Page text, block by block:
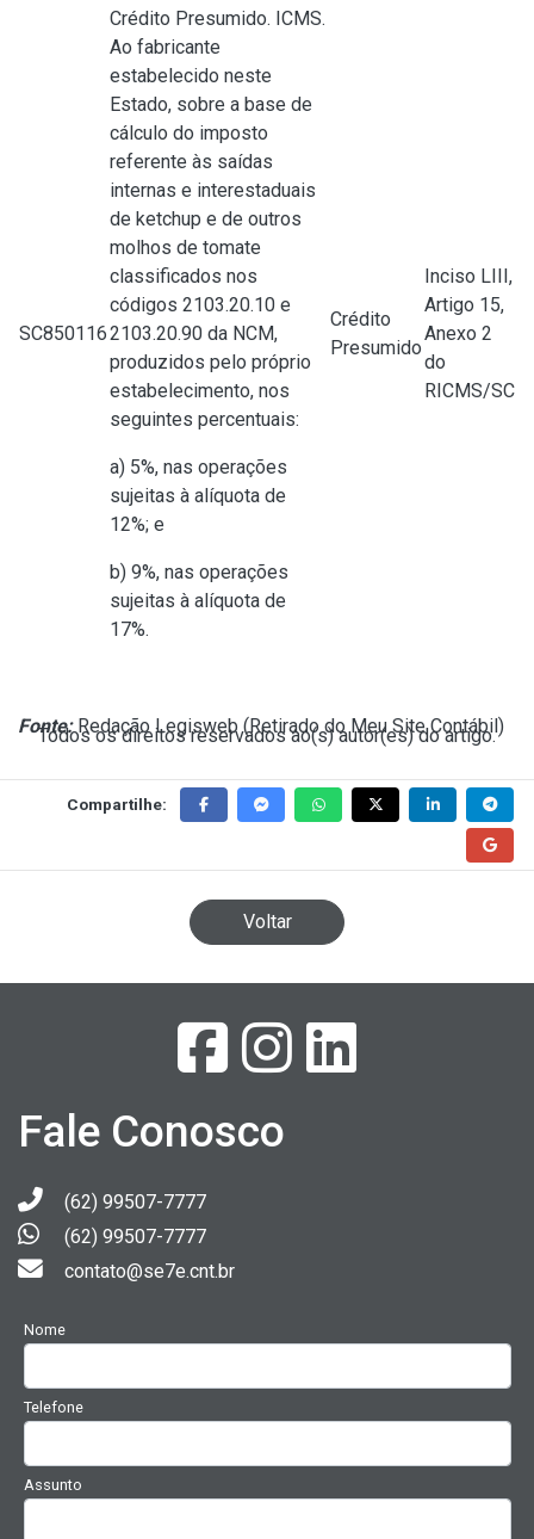
SC850116
Crédito Presumido. ICMS.
Ao fabricante
estabelecido neste
Estado, sobre a base de
cálculo do imposto
referente às saídas
internas e interestaduais
de ketchup e de outros
molhos de tomate
classificados nos
códigos 2103.20.10 e
2103.20.90 da NCM,
produzidos pelo próprio
estabelecimento, nos
seguintes percentuais:
a) 5%, nas operações
sujeitas à alíquota de
12%; e
b) 9%, nas operações
sujeitas à alíquota de
17%.
Crédito
Presumido
Inciso LIII,
Artigo 15,
Anexo 2
do
RICMS/SC
Fonte:Redação Legisweb (Retirado do Meu Site Contábil)
Todos os direitos reservados ao(s) autor(es) do artigo.
Compartilhe:
Voltar
Fale Conosco
(62) 99507-7777
(62) 99507-7777
contato@se7e.cnt.br
Nome
Telefone
Assunto